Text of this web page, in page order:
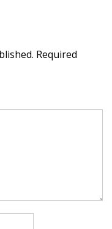
Required